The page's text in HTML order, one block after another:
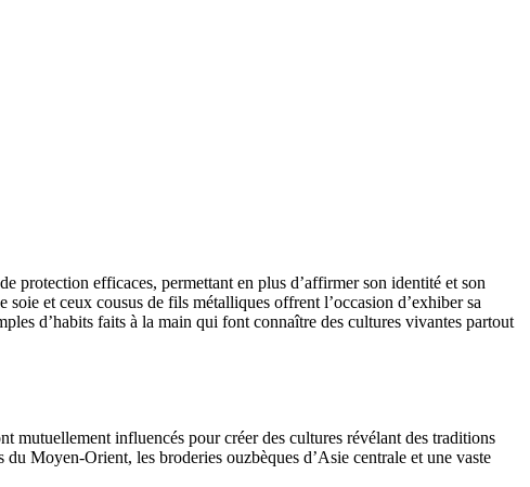
protection efficaces, permettant en plus d’affirmer son identité et son
et ceux cousus de fils métalliques offrent l’occasion d’exhiber sa
d’habits faits à la main qui font connaître des cultures vivantes partout
mutuellement influencés pour créer des cultures révélant des traditions
Moyen-Orient, les broderies ouzbèques d’Asie centrale et une vaste